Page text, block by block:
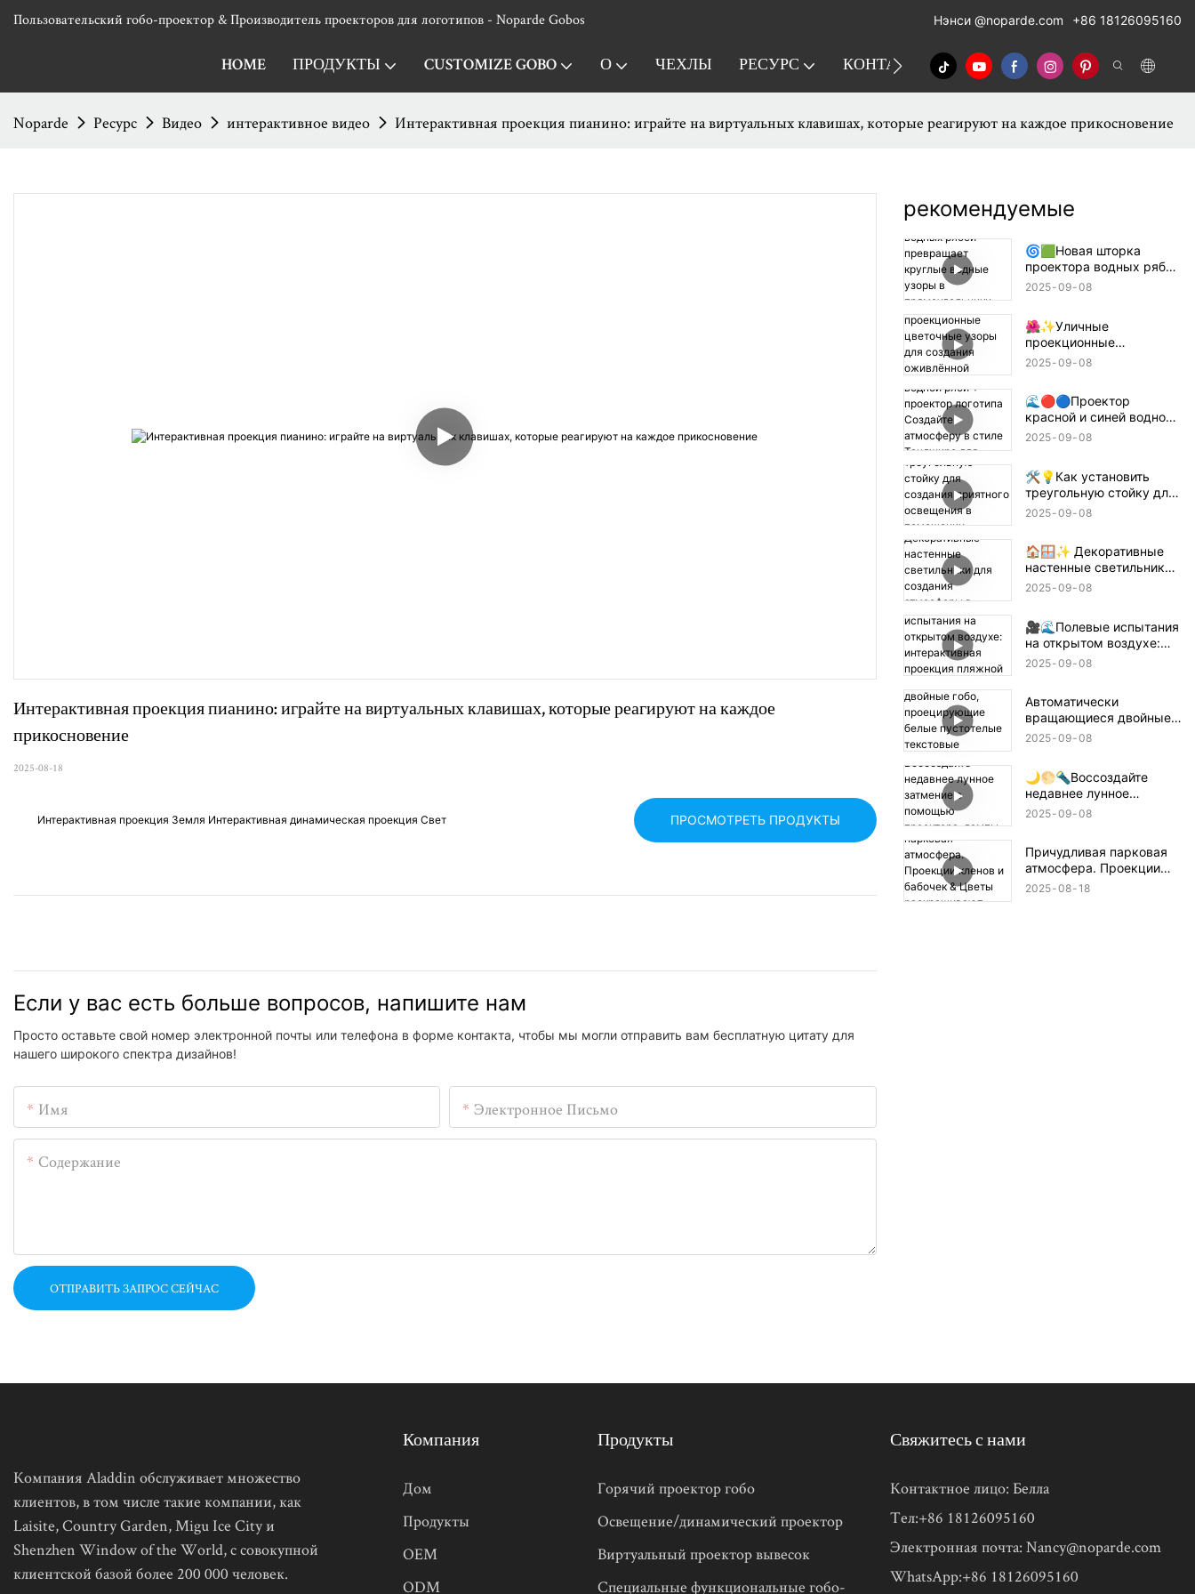
Пользовательский гобо-проектор & Производитель проекторов для логотипов - Noparde Gobos Нэнси @noparde.com +86 18126095160
HOME ПРОДУКТЫ CUSTOMIZE GOBO О ЧЕХЛЫ РЕСУРС КОНТАКТ АТМОСФЕРНАЯ ПРОЕКЦИЯ
Noparde Ресурс Видео интерактивное видео Интерактивная проекция пианино: играйте на виртуальных клавишах, которые реагируют на каждое прикосновение
Интерактивная проекция пианино: играйте на виртуальных клавишах, которые реагируют на каждое
прикосновение
2025-08-18
Интерактивная проекция Земля Интерактивная динамическая проекция Свет ПРОСМОТРЕТЬ ПРОДУКТЫ
Если у вас есть больше вопросов, напишите нам
Просто оставьте свой номер электронной почты или телефона в форме контакта, чтобы мы могли отправить вам бесплатную цитату для
нашего широкого спектра дизайнов!
Имя Электронное Письмо
Содержание
ОТПРАВИТЬ ЗАПРОС СЕЙЧАС
рекомендуемые
🌀🟩Новая шторка
проектора водных рябей
превращает круглые
квадраты или полукруги!
🔦🌊
2025 09 08
🌺✨Уличные
проекционные
цветочные узоры для
2025 09 08
🌊🔴🔵Проектор
красной и синей водной
ряби + проектор
Танджиро для
истребителя демонов! 鬼
滅の刃
2025 09 08
🛠️💡Как установить
треугольную стойку для
создания приятного
📝🏠
2025 09 08
🏠🪟✨ Декоративные
настенные светильники
для создания атмосферы
2025 09 08
🎥🌊Полевые испытания
на открытом воздухе:
интерактивная проекция
2025 09 08
Автоматически
вращающиеся двойные
гобо, проецирующие
🌟🔄✨
2025 09 08
🌙🌕🔦Воссоздайте
недавнее лунное
затмение с помощью
2025 09 08
Причудливая парковая
атмосфера. Проекции
кленов и бабочек &
2025 08 18
Компания Aladdin обслуживает множество
клиентов, в том числе такие компании, как
Laisite, Country Garden, Migu Ice City и
Shenzhen Window of the World, с совокупной
клиентской базой более 200 000 человек.
Компания
Дом
Продукты
OEM
ODM
Продукты
Горячий проектор гобо
Освещение/динамический проектор
Виртуальный проектор вывесок
Специальные функциональные гобо-
Свяжитесь с нами
Контактное лицо: Белла
Тел:+86 18126095160
Электронная почта: Nancy@noparde.com
WhatsApp:+86 18126095160